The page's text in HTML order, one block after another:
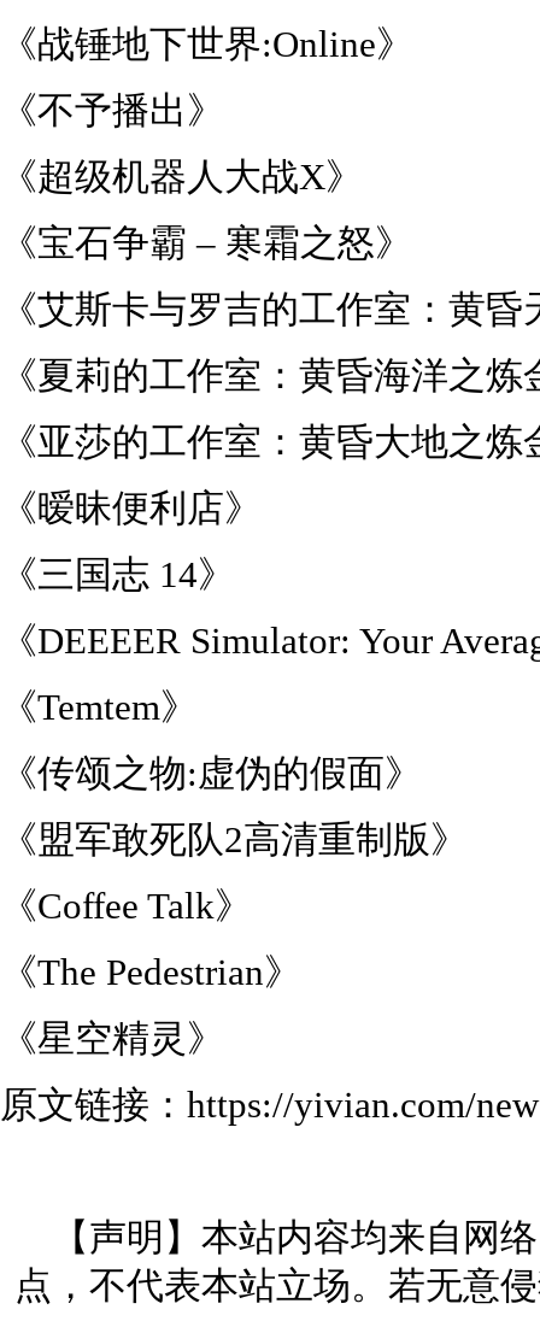
《战锤地下世界:Online》
《不予播出》
《超级机器人大战X》
《宝石争霸 – 寒霜之怒》
《艾斯卡与罗吉的工作室：黄
《夏莉的工作室：黄昏海洋之
《亚莎的工作室：黄昏大地之
《暧昧便利店》
《三国志 14》
《DEEEER Simulator: Your
《Temtem》
《传颂之物:虚伪的假面》
《盟军敢死队2高清重制版》
《Coffee Talk》
《The Pedestrian》
《星空精灵》
原文链接：https://yivian.com/
【声明】本站内容均来自网
点，不代表本站立场。若无意